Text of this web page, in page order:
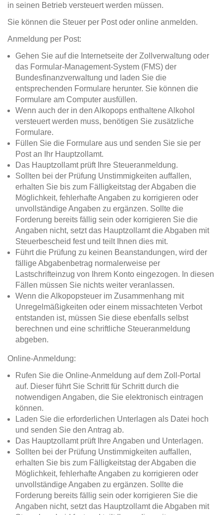
in seinen Betrieb versteuert werden müssen.
Sie können die Steuer per Post oder online anmelden.
Anmeldung per Post:
Gehen Sie auf die Internetseite der Zollverwaltung oder
das Formular-Management-System (FMS) der
Bundesfinanzverwaltung und laden Sie die
entsprechenden Formulare herunter. Sie können die
Formulare am Computer ausfüllen.
Wenn auch der in den Alkopops enthaltene Alkohol
versteuert werden muss, benötigen Sie zusätzliche
Formulare.
Füllen Sie die Formulare aus und senden Sie sie per
Post an Ihr Hauptzollamt.
Das Hauptzollamt prüft Ihre Steueranmeldung.
Sollten bei der Prüfung Unstimmigkeiten auffallen,
erhalten Sie bis zum Fälligkeitstag der Abgaben die
Möglichkeit, fehlerhafte Angaben zu korrigieren oder
unvollständige Angaben zu ergänzen. Sollte die
Forderung bereits fällig sein oder korrigieren Sie die
Angaben nicht, setzt das Hauptzollamt die Abgaben mit
Steuerbescheid fest und teilt Ihnen dies mit.
Führt die Prüfung zu keinen Beanstandungen, wird der
fällige Abgabenbetrag normalerweise per
Lastschrifteinzug von Ihrem Konto eingezogen. In diesen
Fällen müssen Sie nichts weiter veranlassen.
Wenn die Alkopopsteuer im Zusammenhang mit
Unregelmäßigkeiten oder einem missachteten Verbot
entstanden ist, müssen Sie diese ebenfalls selbst
berechnen und eine schriftliche Steueranmeldung
abgeben.
Online-Anmeldung:
Rufen Sie die Online-Anmeldung auf dem Zoll-Portal
auf. Dieser führt Sie Schritt für Schritt durch die
notwendigen Angaben, die Sie elektronisch eintragen
können.
Laden Sie die erforderlichen Unterlagen als Datei hoch
und senden Sie den Antrag ab.
Das Hauptzollamt prüft Ihre Angaben und Unterlagen.
Sollten bei der Prüfung Unstimmigkeiten auffallen,
erhalten Sie bis zum Fälligkeitstag der Abgaben die
Möglichkeit, fehlerhafte Angaben zu korrigieren oder
unvollständige Angaben zu ergänzen. Sollte die
Forderung bereits fällig sein oder korrigieren Sie die
Angaben nicht, setzt das Hauptzollamt die Abgaben mit